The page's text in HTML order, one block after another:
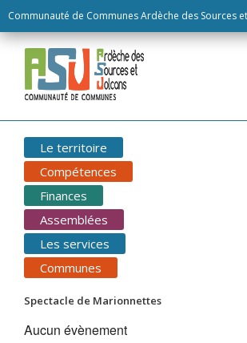
Communauté de Communes Ardèche des Sources
to
content
Le territoire
Compétences
Finances
Assemblées
Les services
Communes
Spectacle de Marionnettes
Aucun évènement